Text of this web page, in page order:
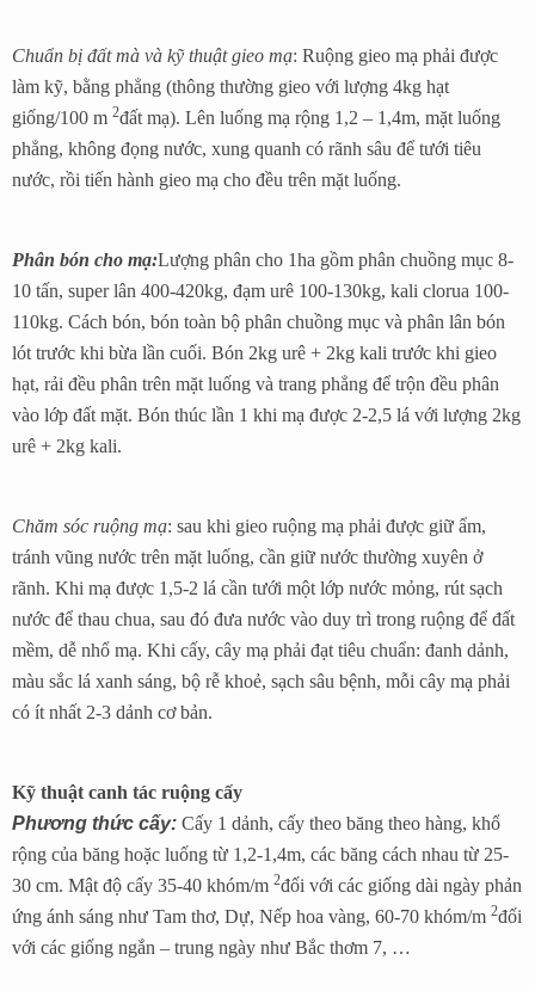
Chuẩn bị đất mà và kỹ thuật gieo mạ: Ruộng gieo mạ phải được
làm kỹ, bằng phẳng (thông thường gieo với lượng 4kg hạt
giống/100 m 2đất mạ). Lên luống mạ rộng 1,2 – 1,4m, mặt luống
phẳng, không đọng nước, xung quanh có rãnh sâu để tưới tiêu
nước, rồi tiến hành gieo mạ cho đều trên mặt luống.
Phân bón cho mạ:Lượng phân cho 1ha gồm phân chuồng mục 8-
10 tấn, super lân 400-420kg, đạm urê 100-130kg, kali clorua 100-
110kg. Cách bón, bón toàn bộ phân chuồng mục và phân lân bón
lót trước khi bừa lần cuối. Bón 2kg urê + 2kg kali trước khi gieo
hạt, rải đều phân trên mặt luống và trang phẳng để trộn đều phân
vào lớp đất mặt. Bón thúc lần 1 khi mạ được 2-2,5 lá với lượng 2kg
urê + 2kg kali.
Chăm sóc ruộng mạ: sau khi gieo ruộng mạ phải được giữ ẩm,
tránh vũng nước trên mặt luống, cần giữ nước thường xuyên ở
rãnh. Khi mạ được 1,5-2 lá cần tưới một lớp nước mỏng, rút sạch
nước để thau chua, sau đó đưa nước vào duy trì trong ruộng để đất
mềm, dễ nhổ mạ. Khi cấy, cây mạ phải đạt tiêu chuẩn: đanh dảnh,
màu sắc lá xanh sáng, bộ rễ khoẻ, sạch sâu bệnh, mỗi cây mạ phải
có ít nhất 2-3 dảnh cơ bản.
Kỹ thuật canh tác ruộng cấy
Phương thức cấy: Cấy 1 dảnh, cấy theo băng theo hàng, khổ
rộng của băng hoặc luống từ 1,2-1,4m, các băng cách nhau từ 25-
30 cm. Mật độ cấy 35-40 khóm/m 2đối với các giống dài ngày phản
ứng ánh sáng như Tam thơ, Dự, Nếp hoa vàng, 60-70 khóm/m 2đối
với các giống ngắn – trung ngày như Bắc thơm 7, …